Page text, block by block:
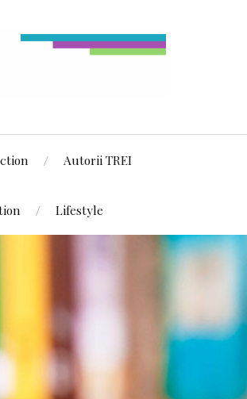
Autorii TREI
Lifestyle